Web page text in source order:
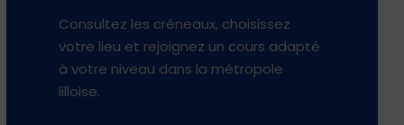
Consultez les créneaux, choisissez
votre lieu et rejoignez un cours adapté
à votre niveau dans la métropole
lilloise.